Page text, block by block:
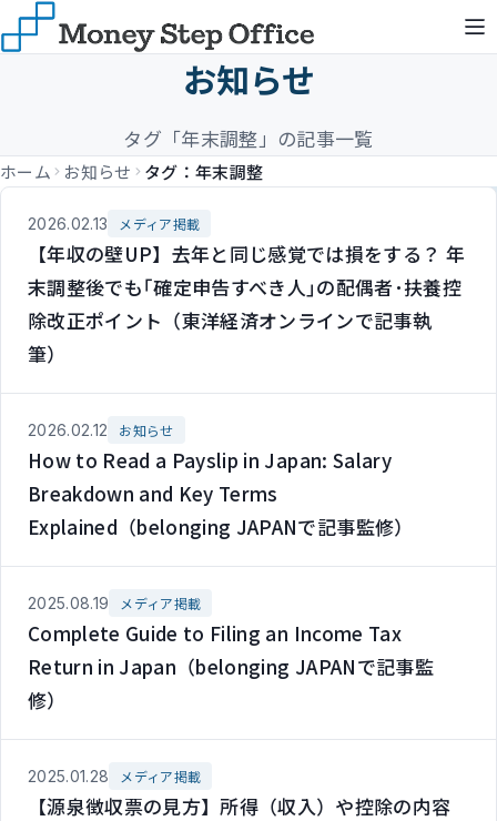
お知らせ
タグ「年末調整」の記事一覧
ホーム お知らせ タグ：年末調整
2026.02.13 メディア掲載
【年収の壁UP】去年と同じ感覚では損をする？ 年
末調整後でも｢確定申告すべき人｣の配偶者･扶養控
除改正ポイント（東洋経済オンラインで記事執
筆）
2026.02.12 お知らせ
How to Read a Payslip in Japan: Salary
Breakdown and Key Terms
Explained（belonging JAPANで記事監修）
2025.08.19 メディア掲載
Complete Guide to Filing an Income Tax
Return in Japan（belonging JAPANで記事監
修）
2025.01.28 メディア掲載
【源泉徴収票の見方】所得（収入）や控除の内容